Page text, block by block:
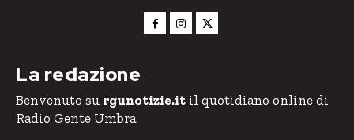
La redazione
Benvenuto su rgunotizie.it il quotidiano online di
Radio Gente Umbra.